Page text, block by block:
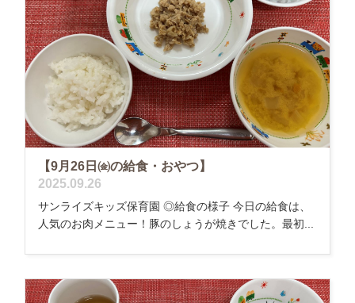
【9月26日㈮の給食・おやつ】
2025.09.26
サンライズキッズ保育園 ◎給食の様子 今日の給食は、
人気のお肉メニュー！豚のしょうが焼きでした。最初...